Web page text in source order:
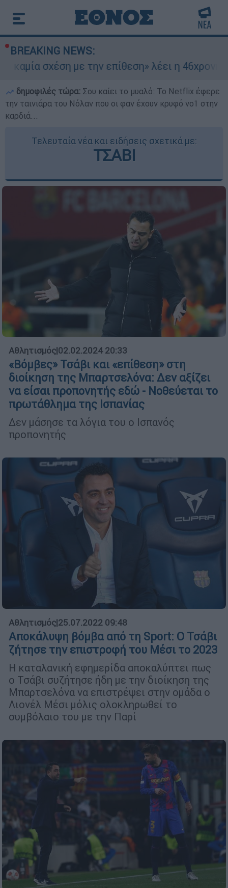
BREAKING NEWS:
με την επίθεση» λέει η 46χρονη - Τι
δημοφιλές τώρα: Σου καίει το μυαλό: Το Netflix έφερε
την ταινιάρα του Νόλαν που οι φαν έχουν κρυφό νο1 στην
καρδιά...
Τελευταία νέα και ειδήσεις σχετικά με:
ΤΣΑΒΙ
Αθλητισμός|02.02.2024 20:33
«Βόμβες» Τσάβι και «επίθεση» στη
διοίκηση της Μπαρτσελόνα: Δεν αξίζει
να είσαι προπονητής εδώ - Νοθεύεται το
πρωτάθλημα της Ισπανίας
Δεν μάσησε τα λόγια του ο Ισπανός
προπονητής
Αθλητισμός|25.07.2022 09:48
Αποκάλυψη βόμβα από τη Sport: Ο Τσάβι
ζήτησε την επιστροφή του Μέσι το 2023
Η καταλανική εφημερίδα αποκαλύπτει πως
ο Τσάβι συζήτησε ήδη με την διοίκηση της
Μπαρτσελόνα να επιστρέψει στην ομάδα ο
Λιονέλ Μέσι μόλις ολοκληρωθεί το
συμβόλαιο του με την Παρί